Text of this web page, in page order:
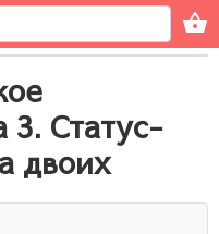
3. Статус-
двоих